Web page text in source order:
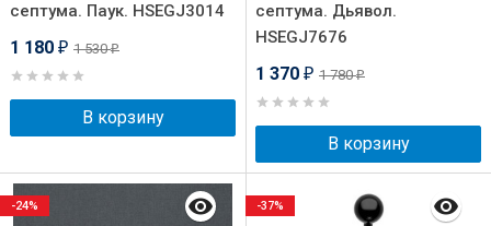
септума. Паук. HSEGJ3014
1 180 ₽ 1 530₽
В корзину
септума. Дьявол.
HSEGJ7676
1 370 ₽ 1 780₽
В корзину
-24% -37%